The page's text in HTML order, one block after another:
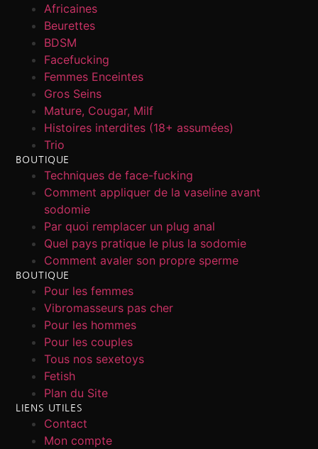
Africaines
Beurettes
BDSM
Facefucking
Femmes Enceintes
Gros Seins
Mature, Cougar, Milf
Histoires interdites (18+ assumées)
Trio
BOUTIQUE
Techniques de face-fucking
Comment appliquer de la vaseline avant
sodomie
Par quoi remplacer un plug anal
Quel pays pratique le plus la sodomie
Comment avaler son propre sperme
BOUTIQUE
Pour les femmes
Vibromasseurs pas cher
Pour les hommes
Pour les couples
Tous nos sexetoys
Fetish
Plan du Site
LIENS UTILES
Contact
Mon compte